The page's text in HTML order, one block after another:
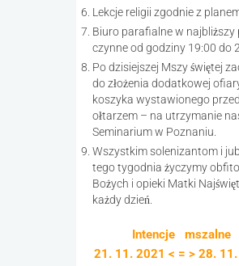
Lekcje religii zgodnie z
Biuro parafialne w najbliższy
czynne od godziny 19:00 do
Po dzisiejszej Mszy świętej
do złożenia dodatkowej
koszyka wystawionego przed
ołtarzem – na utrzymanie
Seminarium w Poznaniu.
Wszystkim solenizantom i
tego tygodnia życzymy
Bożych i opieki Matki
każdy dzień.
Intencje mszalne
21. 11. 2021 < = > 28.